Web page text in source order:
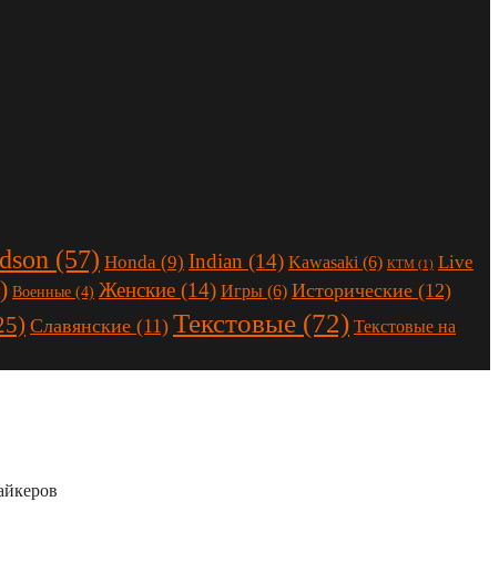
(57) Honda (9) Indian (14) Kawasaki (6) KTM (1) Live
Военные (4) Женские (14) Игры (6) Исторические (12)
Славянские (11) Текстовые (72) Текстовые на